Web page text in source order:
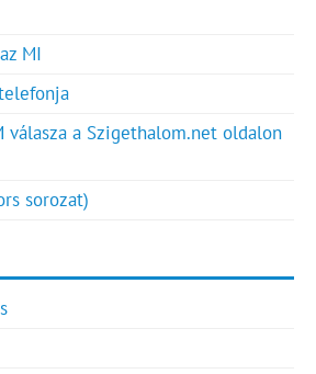
MI
válasza a Szigethalom.net oldalon
sorozat)